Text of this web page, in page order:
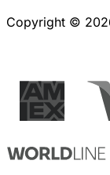
Copyright ©